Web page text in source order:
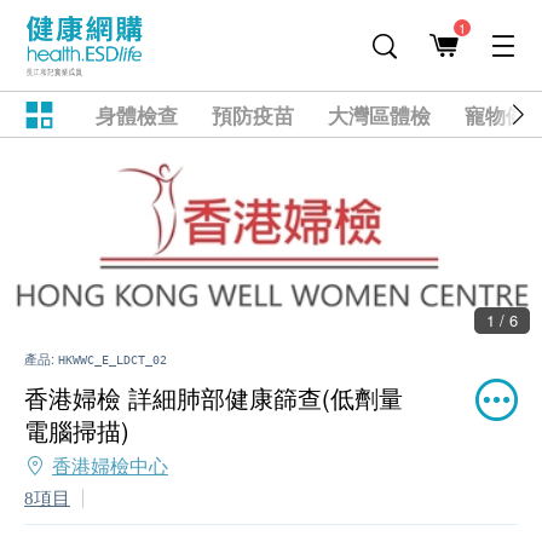
1
身體檢查 預防疫苗 大灣區體檢 寵物健
1 / 6
產品: HKWWC_E_LDCT_02
香港婦檢 詳細肺部健康篩查(低劑量
電腦掃描)
香港婦檢中心
8項目